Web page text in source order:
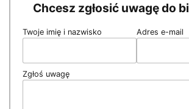
Chcesz zgłosić uwagę do
Twoje imię i nazwisko Adres e-mail
Zgłoś uwagę